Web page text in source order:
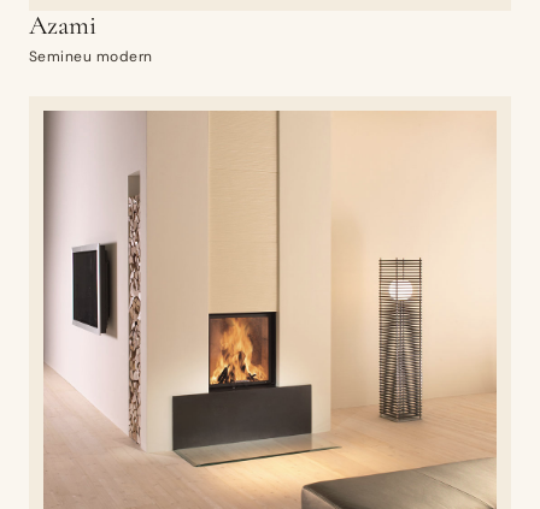
Azami
Semineu modern